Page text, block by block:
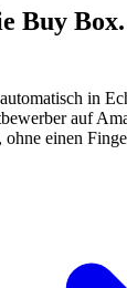
Buy
in
auf
einen